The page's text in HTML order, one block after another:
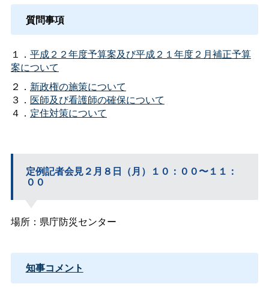
質問事項
１． 平成２２年度予算案及び平成２１年度２月補正予算
案について
２． 新政権の施策について
３． 医師及び看護師の確保について
４． 定住対策について
定例記者会見２月８日（月）１０：００〜１１：
００
場所：県庁防災センター
知事コメント